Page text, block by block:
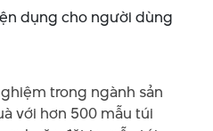
dụng cho người dùng
trong ngành sản
với hơn 500 mẫu túi